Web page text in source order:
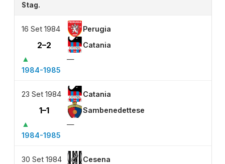
Stag.
16 Set 1984 Perugia
2–2 Catania
▲
—
1984-1985
23 Set 1984 Catania
1–1 Sambenedettese
▲
—
1984-1985
30 Set 1984 Cesena